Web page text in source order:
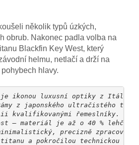
několik typů úzkých,
obrub. Nakonec padla volba na
Blackfin Key West, který
helmu, netlačí a drží na
hlavy.
je ikonou luxusní optiky z Itálie,
z japonského ultra­čistého
kvalifikovanými řemeslníky.
– materiál je až o 40 % lehčí
precizně zpracovaný
titanu a pokročilou technickou